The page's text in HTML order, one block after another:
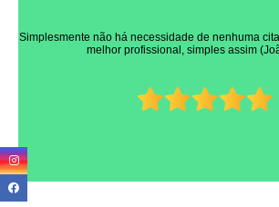
Simplesmente não há necessidade de nenhuma
melhor profissional, simples assim